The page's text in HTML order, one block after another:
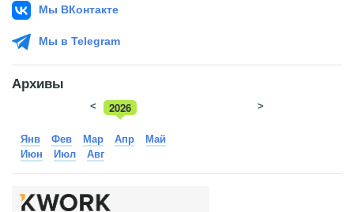
Мы ВКонтакте
Мы в Telegram
Архивы
2026
2025
< >
Янв Фев Мар Апр
Май
Июн
Июл Авг